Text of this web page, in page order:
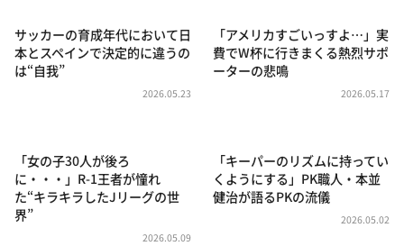
朝だ！生です旅サラダ
教えて！ニュースライブ 正義のミカタ
ポツンと一軒家
ザキ山小屋本館
ぺこぱのまるスポ
サッカーの育成年代において日
本とスペインで決定的に違うの
は“自我”
2026.05.23
「アメリカすごいっすよ…」実
費でW杯に行きまくる熱烈サポ
ーターの悲鳴
2026.05.17
「女の子30人が後ろ
に・・・」R-1王者が憧れ
た“キラキラしたJリーグの世
界”
2026.05.09
「キーパーのリズムに持ってい
くようにする」PK職人・本並
健治が語るPKの流儀
2026.05.02